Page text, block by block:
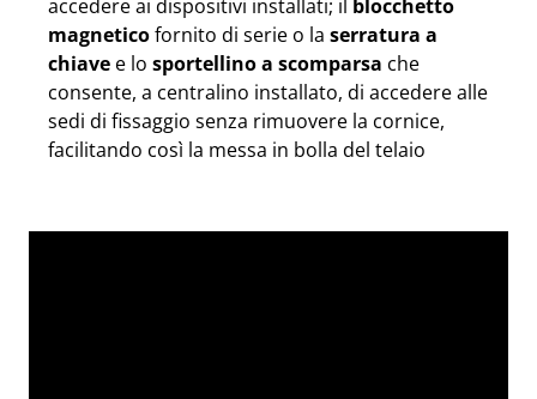
accedere ai dispositivi installati; il blocchetto
magneticofornito di serie o la serratura a
chiave e lo sportellino a scomparsa che
consente, a centralino installato, di accedere alle
sedi di fissaggio senza rimuovere la cornice,
facilitando così la messa in bolla del telaio